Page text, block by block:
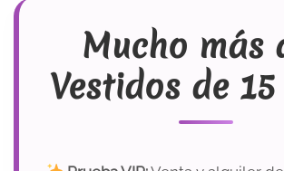
Mucho más
Vestidos de